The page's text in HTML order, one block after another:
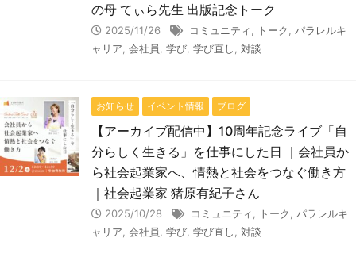
の母 てぃら先生 出版記念トーク
2025/11/26 コミュニティ トーク
パラレルキ
ャリア 会社員 学び 学び直し 対談
お知らせ イベント情報 ブログ
【アーカイブ配信中】10周年記念ライブ「自
分らしく生きる」を仕事にした日 ｜会社員か
ら社会起業家へ、情熱と社会をつなぐ働き方
｜社会起業家 猪原有紀子さん
2025/10/28 コミュニティ トーク
パラレルキ
ャリア 会社員 学び 学び直し 対談